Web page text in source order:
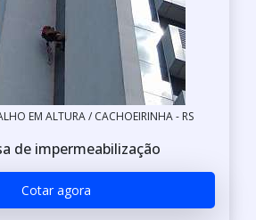
EM ALTURA / CACHOEIRINHA - RS
de impermeabilização
Cotar agora